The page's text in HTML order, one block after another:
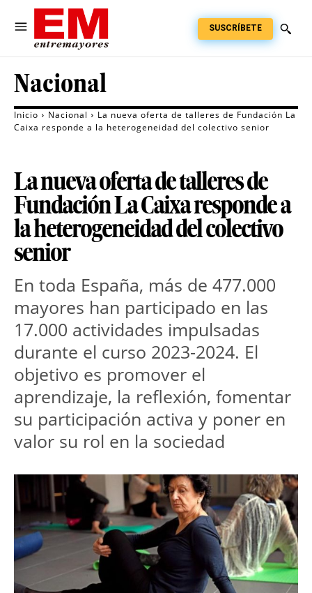
SUSCRÍBETE
Nacional
Inicio Nacional
La nueva oferta de talleres de Fundación La
Caixa responde a la heterogeneidad del colectivo senior
La nueva oferta de talleres de
Fundación La Caixa responde a
la heterogeneidad del colectivo
senior
En toda España, más de 477.000
mayores han participado en las
17.000 actividades impulsadas
durante el curso 2023-2024. El
objetivo es promover el
aprendizaje, la reflexión, fomentar
su participación activa y poner en
valor su rol en la sociedad